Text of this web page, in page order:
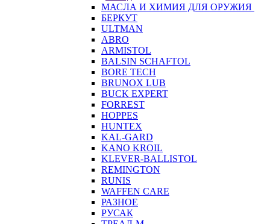
МАСЛА И ХИМИЯ ДЛЯ ОРУЖИЯ
БЕРКУТ
ULTMAN
ABRO
ARMISTOL
BALSIN SCHAFTOL
BORE TECH
BRUNOX LUB
BUCK EXPERT
FORREST
HOPPES
HUNTEX
KAL-GARD
KANO KROIL
KLEVER-BALLISTOL
REMINGTON
RUNIS
WAFFEN CARE
РАЗНОЕ
РУСАК